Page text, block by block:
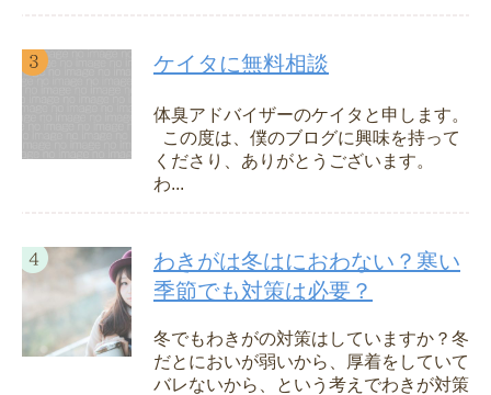
ケイタに無料相談
体臭アドバイザーのケイタと申します。
この度は、僕のブログに興味を持って
くださり、ありがとうございます。
わ...
わきがは冬はにおわない？寒い
季節でも対策は必要？
冬でもわきがの対策はしていますか？冬
だとにおいが弱いから、厚着をしていて
バレないから、という考えでわきが対策